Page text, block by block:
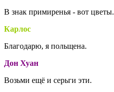
В знак примиренья - вот цветы.
Карлос
Благодарю, я польщена.
Дон Хуан
Возьми ещё и серьги эти.